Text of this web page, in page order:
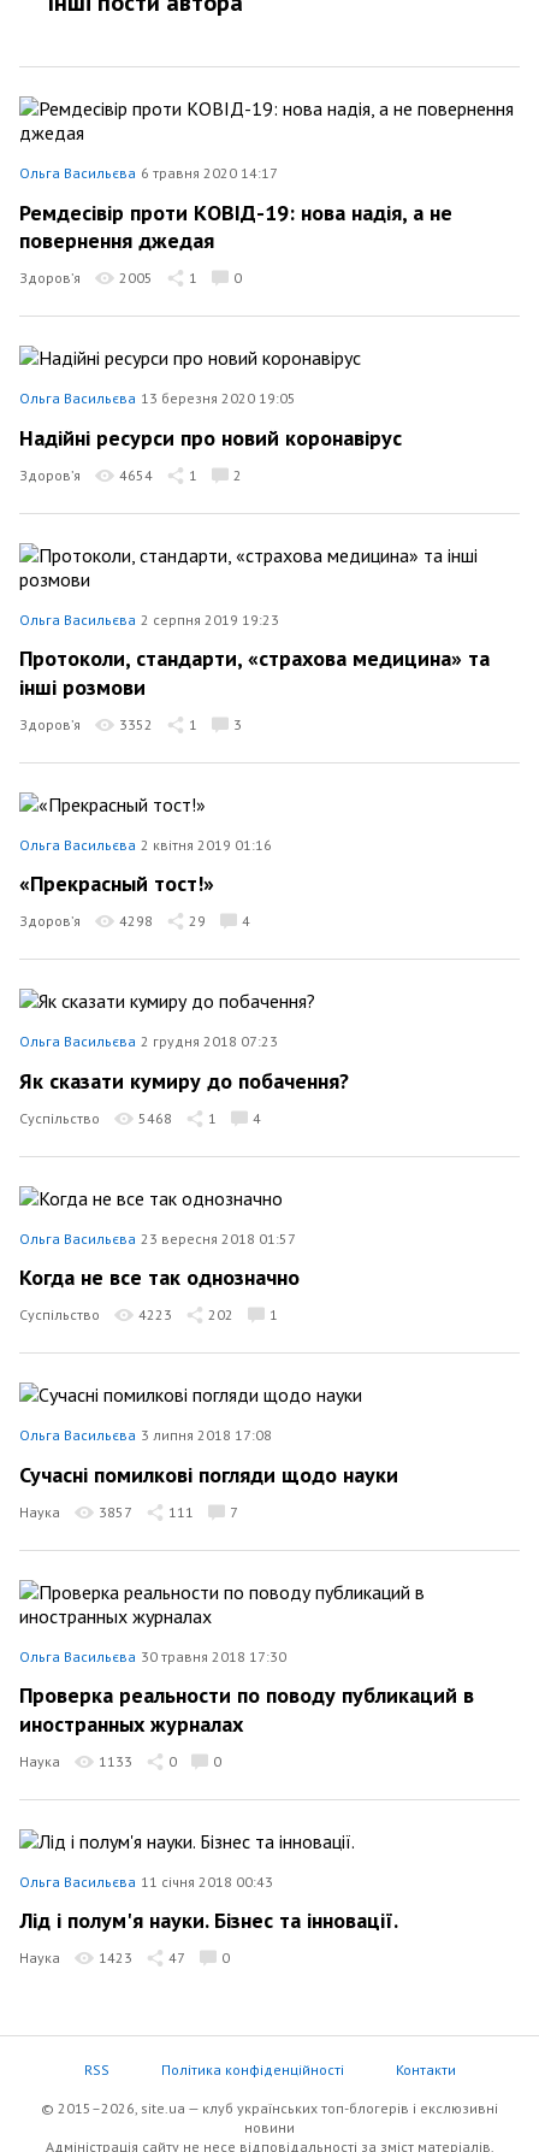
Ольга Васильєва 6 травня 2020 14:17
Ремдесівір проти КОВІД-19: нова надія, а не
повернення джедая
Здоров’я 2005 1 0
Ольга Васильєва 13 березня 2020 19:05
Надійні ресурси про новий коронавірус
Здоров’я 4654 1 2
Ольга Васильєва 2 серпня 2019 19:23
Протоколи, стандарти, «страхова медицина» та
інші розмови
Здоров’я 3352 1 3
Ольга Васильєва 2 квітня 2019 01:16
«Прекрасный тост!»
Здоров’я 4298 29 4
Ольга Васильєва 2 грудня 2018 07:23
Як сказати кумиру до побачення?
Суспільство 5468 1 4
Ольга Васильєва 23 вересня 2018 01:57
Когда не все так однозначно
Суспільство 4223 202 1
Ольга Васильєва 3 липня 2018 17:08
Сучасні помилкові погляди щодо науки
Наука 3857 111 7
Ольга Васильєва 30 травня 2018 17:30
Проверка реальности по поводу публикаций в
иностранных журналах
Наука 1133 0 0
Ольга Васильєва 11 січня 2018 00:43
Лід і полум'я науки. Бізнес та інновації.
Наука 1423 47 0
RSS Політика конфіденційності Контакти
© 2015–2026, site.ua — клуб українських топ-блогерів i екслюзивнi
новини
Адміністрація сайту не несе відповідальності за зміст матеріалів,